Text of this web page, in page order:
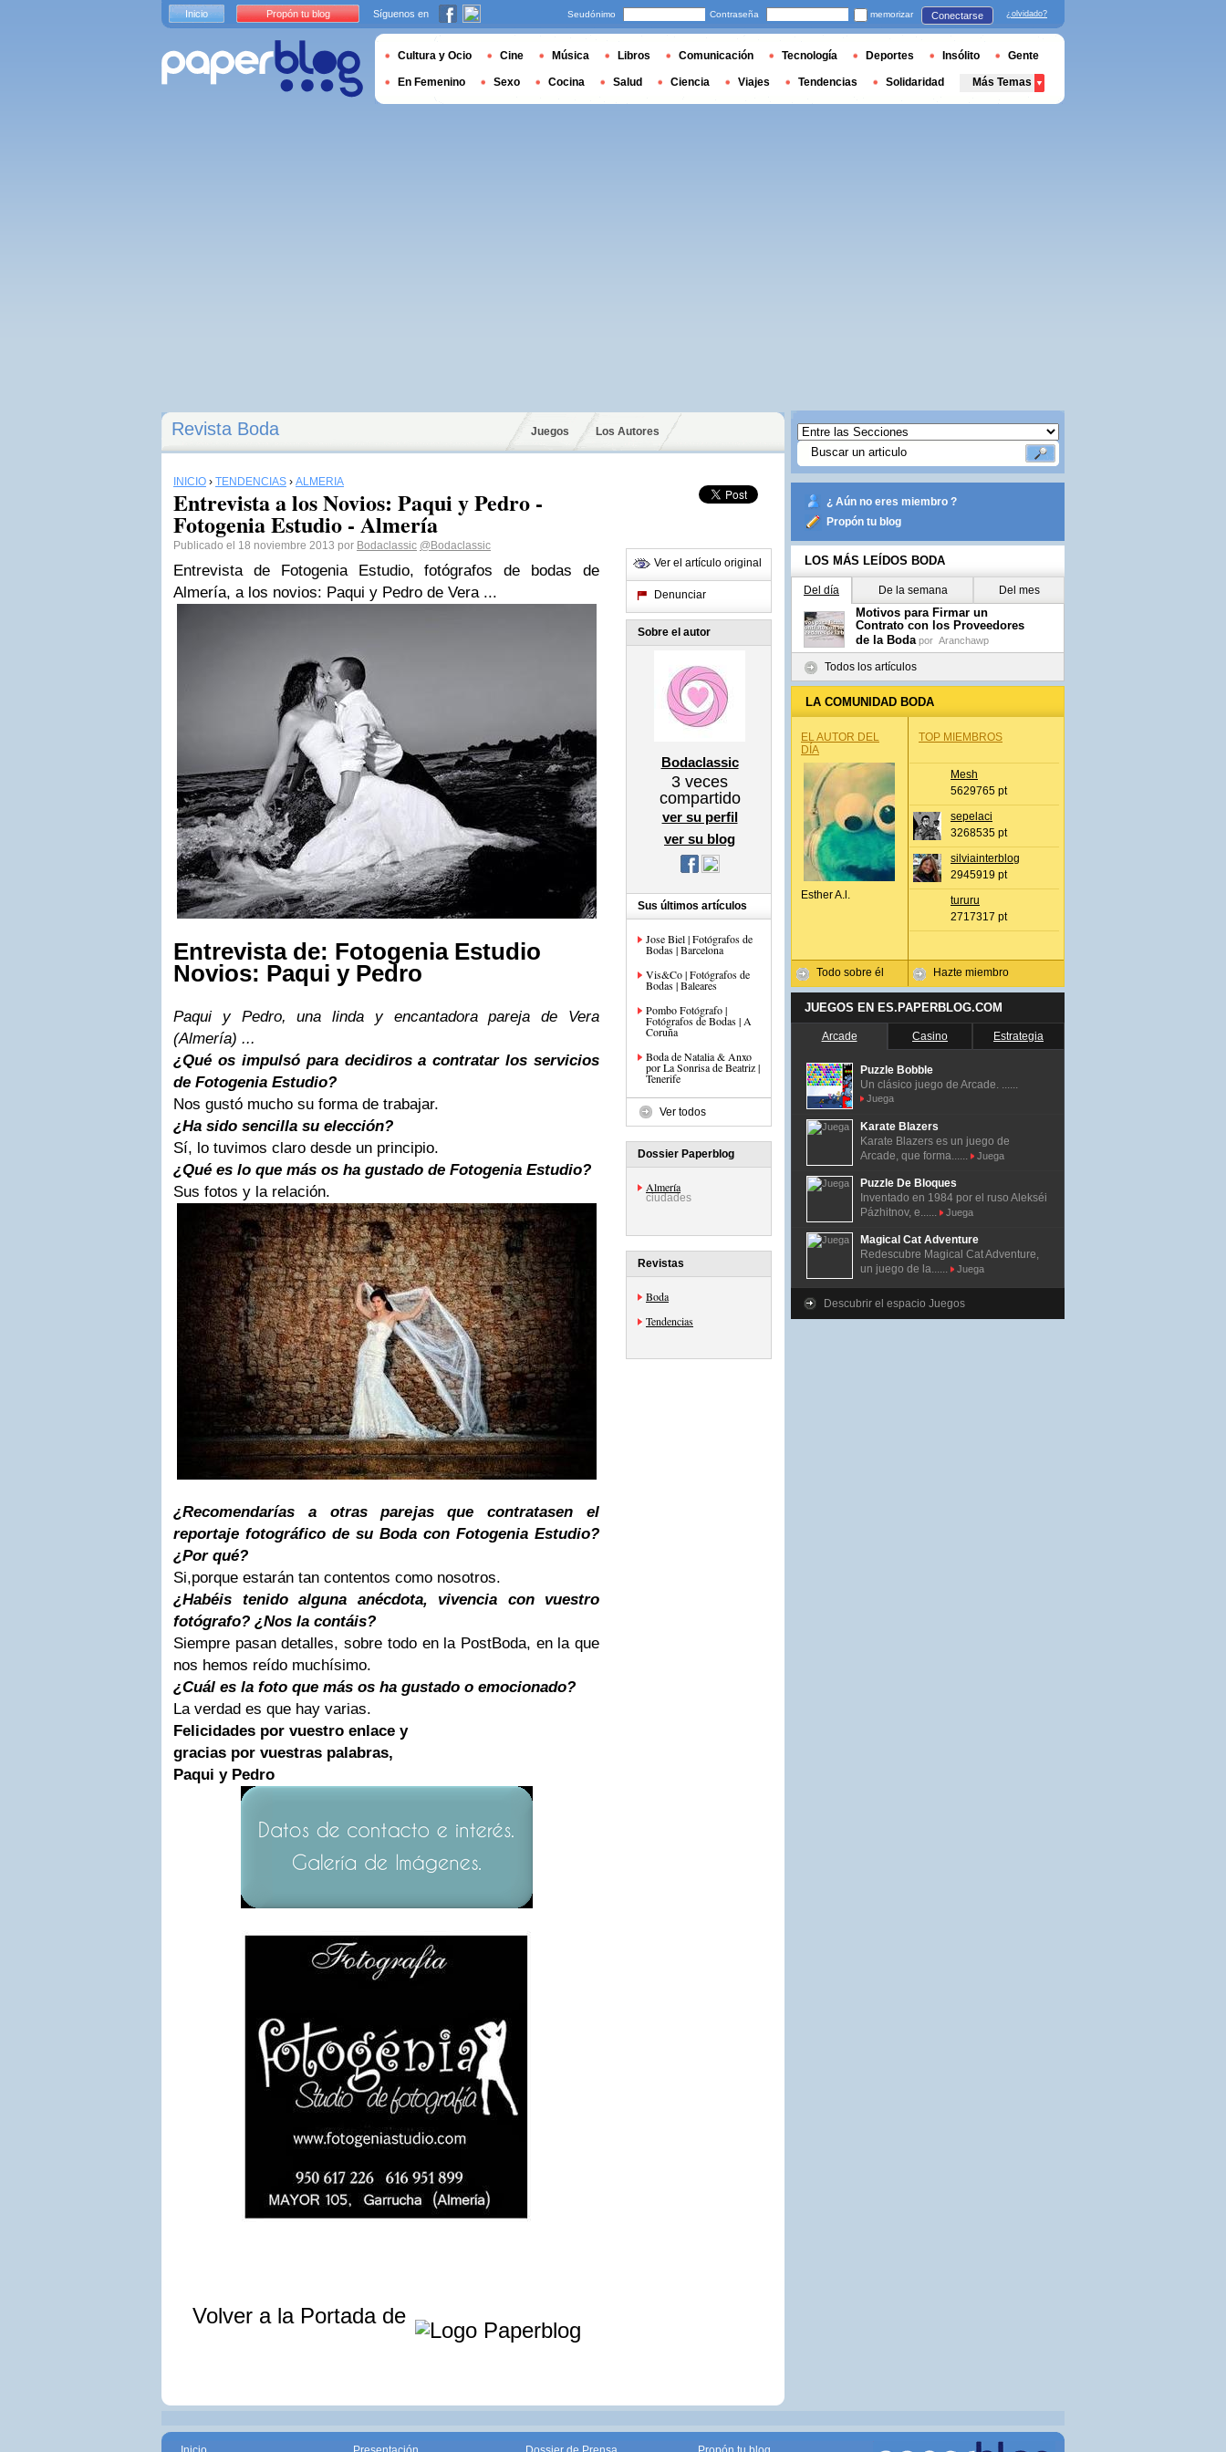
Revista Boda Juegos Los Autores
INICIO › TENDENCIAS › ALMERÍA
Entrevista a los Novios: Paqui y Pedro -
Fotogenia Estudio - Almería
Publicado el 18 noviembre 2013 por Bodaclassic @Bodaclassic
Entrevista de Fotogenia Estudio, fotógrafos de bodas de
Almería, a los novios: Paqui y Pedro de Vera ...
Entrevista de: Fotogenia Estudio
Novios: Paqui y Pedro
Paqui y Pedro, una linda y encantadora pareja de Vera
(Almería) ...
¿Qué os impulsó para decidiros a contratar los servicios
de Fotogenia Estudio?
Nos gustó mucho su forma de trabajar.
¿Ha sido sencilla su elección?
Sí, lo tuvimos claro desde un principio.
¿Qué es lo que más os ha gustado de Fotogenia Estudio?
Sus fotos y la relación.
¿Recomendarías a otras parejas que contratasen el
reportaje fotográfico de su Boda con Fotogenia Estudio?
¿Por qué?
Si,porque estarán tan contentos como nosotros.
¿Habéis tenido alguna anécdota, vivencia con vuestro
fotógrafo? ¿Nos la contáis?
Siempre pasan detalles, sobre todo en la PostBoda, en la que
nos hemos reído muchísimo.
¿Cuál es la foto que más os ha gustado o emocionado?
La verdad es que hay varias.
Felicidades por vuestro enlace y
gracias por vuestras palabras,
Paqui y Pedro
Volver a la Portada de
Ver el artículo original
Denunciar
Sobre el autor
Bodaclassic
3 veces
compartido
ver su perfil
ver su blog
Sus últimos artículos
Jose Biel | Fotógrafos de
Bodas | Barcelona
Vis&Co | Fotógrafos de
Bodas | Baleares
Pombo Fotógrafo |
Fotógrafos de Bodas | A
Coruña
Boda de Natalia & Anxo
por La Sonrisa de Beatriz |
Tenerife
Ver todos
Dossier Paperblog
Almería
ciudades
Revistas
Boda
Tendencias
¿ Aún no eres miembro ?
Propón tu blog
LOS MÁS LEÍDOS BODA
Del día De la semana Del mes
Motivos para Firmar un
Contrato con los Proveedores
de la Boda por Aranchawp
Todos los artículos
LA COMUNIDAD BODA
EL AUTOR DEL
DÍA
Esther A.l.
Todo sobre él
TOP MIEMBROS
Mesh
5629765 pt
sepelaci
3268535 pt
silviainterblog
2945919 pt
tururu
2717317 pt
Hazte miembro
JUEGOS EN ES.PAPERBLOG.COM
Arcade Casino Estrategia
Puzzle Bobble
Un clásico juego de Arcade. ......
Juega
Karate Blazers
Karate Blazers es un juego de
Arcade, que forma......
Juega
Puzzle De Bloques
Inventado en 1984 por el ruso Alekséi
Pázhitnov, e......
Juega
Magical Cat Adventure
Redescubre Magical Cat Adventure,
un juego de la......
Juega
Descubrir el espacio Juegos
Inicio Propón tu blog Síguenos en Seudónimo Contraseña memorizar Conectarse ¿olvidado?
Cultura y Ocio Cine Música Libros Comunicación Tecnología Deportes Insólito Gente
En Femenino Sexo Cocina Salud Ciencia Viajes Tendencias Solidaridad Más Temas